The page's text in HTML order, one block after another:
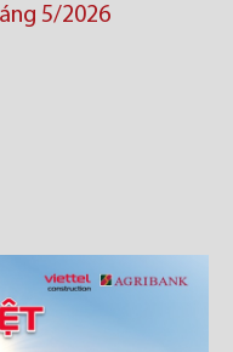
5/2026